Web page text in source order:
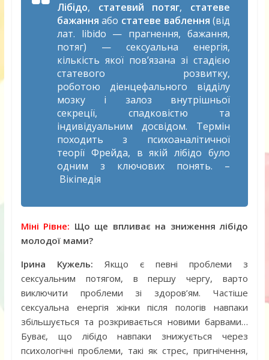
Лібідо, статевий потяг, статеве
бажання або статеве ваблення (від
лат. libido — прагнення, бажання,
потяг) — сексуальна енергія,
кількість якої пов’язана зі стадією
статевого розвитку,
роботою діенцефального відділу
мозку і залоз внутрішньої
секреції, спадковістю та
індивідуальним досвідом. Термін
походить з психоаналітичної
теорії Фрейда, в якій лібідо було
одним з ключових понять. –
Вікіпедія
Міні Рівне: Що ще впливає на зниження лібідо
молодої мами?
Ірина Кужель: Якщо є певні проблеми з
сексуальним потягом, в першу чергу, варто
виключити проблеми зі здоров’ям. Частіше
сексуальна енергія жінки після пологів навпаки
збільшується та розкривається новими барвами…
Буває, що лібідо навпаки знижується через
психологічні проблеми, такі як стрес, пригнічення,